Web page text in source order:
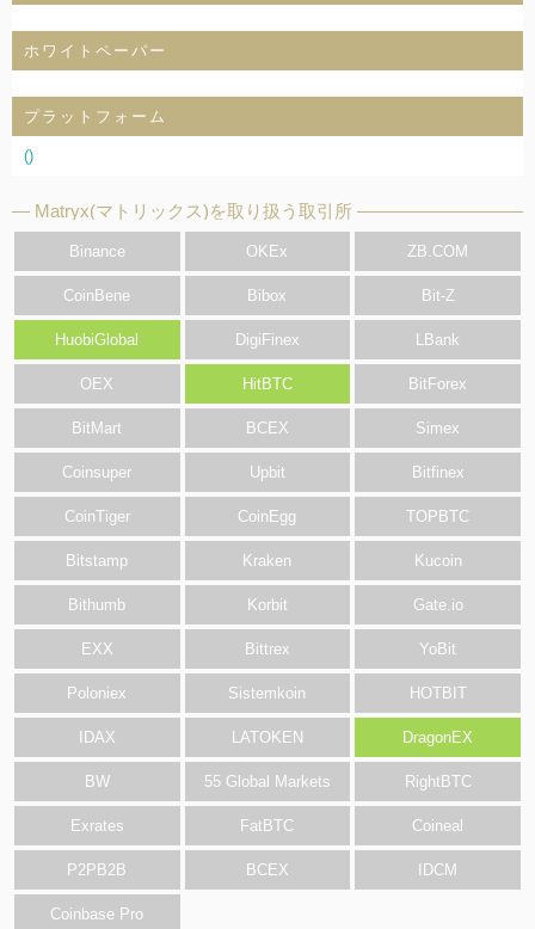
ホワイトペーパー
プラットフォーム
()
Matryx(マトリックス)を取り扱う取引所
Binance OKEx ZB.COM
CoinBene Bibox Bit-Z
HuobiGlobal DigiFinex LBank
OEX HitBTC BitForex
BitMart BCEX Simex
Coinsuper Upbit Bitfinex
CoinTiger CoinEgg TOPBTC
Bitstamp Kraken Kucoin
Bithumb Korbit Gate.io
EXX Bittrex YoBit
Poloniex Sistemkoin HOTBIT
IDAX LATOKEN DragonEX
BW 55 Global Markets RightBTC
Exrates FatBTC Coineal
P2PB2B BCEX IDCM
Coinbase Pro